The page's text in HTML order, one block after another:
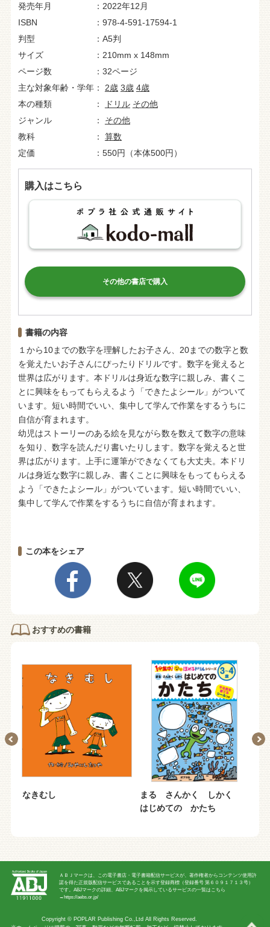
発売年月
2022年12月
ISBN
978-4-591-17594-1
判型
A5判
サイズ
210mm x 148mm
ページ数
32ページ
主な対象年齢・学年
2歳 3歳 4歳
本の種類
ドリル その他
ジャンル
その他
教科
算数
定価
550円（本体500円）
購入はこちら
その他の書店で購入
書籍の内容
１から10までの数字を理解したお子さん、20までの数字と数
を覚えたいお子さんにぴったりドリルです。数字を覚えると
世界は広がります。本ドリルは身近な数字に親しみ、書くこ
とに興味をもってもらえるよう「できたよシール」がついて
います。短い時間でいい、集中して学んで作業をするうちに
自信が育まれます。
幼児はストーリーのある絵を見ながら数を数えて数字の意味
を知り、数字を読んだり書いたりします。数字を覚えると世
界は広がります。上手に運筆ができなくても大丈夫。本ドリ
ルは身近な数字に親しみ、書くことに興味をもってもらえる
よう「できたよシール」がついています。短い時間でいい、
集中して学んで作業をするうちに自信が育まれます。
この本をシェア
おすすめの書籍
なきむし
まる さんかく しかく
はじめての かたち
ＡＢＪマークは、この電子書店・電子書籍配信サービスが、著作権者からコンテンツ使用許
諾を得た正規版配信サービスであることを示す登録商標（登録番号 第６０９１７１３号）
です。ABJマークの詳細、ABJマークを掲示しているサービスの一覧はこちら
→https://aebs.or.jp/
Copyright © POPLAR Publishing Co.,Ltd All Rights Reserved.